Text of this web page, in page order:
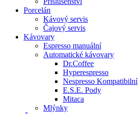
Porcelán
Kávový servis
Čajový servis
Kávovary
Espresso manuální
Automatické kávovary
Dr.Coffee
Hyperespresso
Nespresso Kompatibilní
E.S.E. Pody
Mitaca
Mlýnky